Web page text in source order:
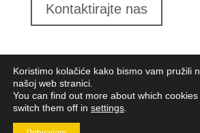
Kontaktirajte nas
Lungomare d.o.o.2023. Sva prava
uvjeti poslovanja
Koristimo kolačiće kako bismo vam pružili
našoj web stranici.
You can find out more about which
switch them off in settings